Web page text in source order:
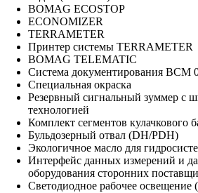
BOMAG ECOSTOP
ECONOMIZER
TERRAMETER
Принтер системы TERRAMETER
BOMAG TELEMATIC
Система документирования BCM
Специальная окраска
Резервный сигнальный зуммер с
технологией
Комплект сегментов кулачкового
Бульдозерный отвал (DH/PDH)
Экологичное масло для
Интерфейс данных измерений и
оборудования сторонних
Светодиодное рабочее освещение